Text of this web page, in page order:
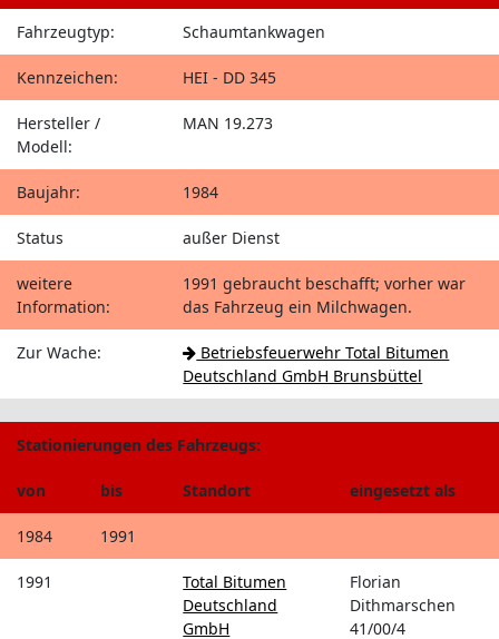
Fahrzeugtyp: Schaumtankwagen
Kennzeichen: HEI - DD 345
Hersteller /
Modell:
MAN 19.273
Baujahr: 1984
Status außer Dienst
weitere
Information:
1991 gebraucht beschafft; vorher war
das Fahrzeug ein Milchwagen.
Zur Wache:
Betriebsfeuerwehr Total Bitumen
Deutschland GmbH Brunsbüttel
Stationierungen des Fahrzeugs:
von bis Standort eingesetzt als
1984 1991
1991
Total Bitumen
Deutschland
GmbH
Florian
Dithmarschen
41/00/4